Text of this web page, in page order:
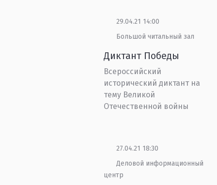
29.04.21 14:00
Большой читальный зал
Диктант Победы
Всероссийский
исторический диктант на
тему Великой
Отечественной войны
27.04.21 18:30
Деловой информационный
центр